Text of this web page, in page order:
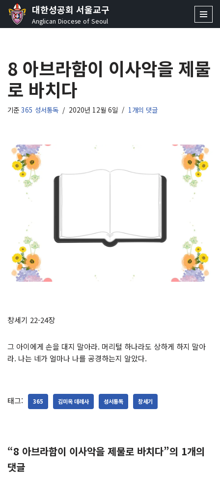
콘
로
건
너
뛰
기
대한성공회 서울교구
Anglican Diocese of Seoul
8 아브라함이 이사악을 제물
로 바치다
기준 365 성서통독 2020년 12월 6일 1개의 댓글
창세기 22-24장
그 아이에게 손을 대지 말아라. 머리털 하나라도 상하게 하지 말아
라. 나는 네가 얼마나 나를 공경하는지 알았다.
태그: 365 김미옥 데레사 성서통독 창세기
“8 아브라함이 이사악을 제물로 바치다”의 1개의
댓글